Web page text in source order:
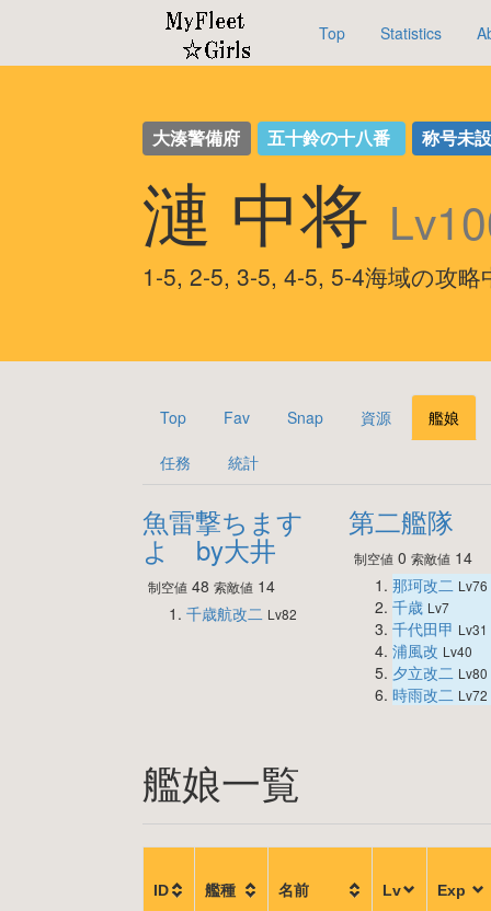
Top Statistics
大湊警備府 五十鈴の十八番 称号未
漣 中将
1-5, 2-5, 3-5, 4-5, 5-4海域の攻略
Top Fav Snap 資源 艦娘
任務 統計
魚雷撃ちます
よ by大井
制空値 48 索敵値 14
千歳航改二 Lv82
第二艦隊
制空値0 索敵値14
那珂改二 Lv76
千歳 Lv7
千代田甲 Lv31
浦風改 Lv40
夕立改二 Lv80
時雨改二 Lv72
艦娘一覧
ID 艦種 名前 Lv Exp